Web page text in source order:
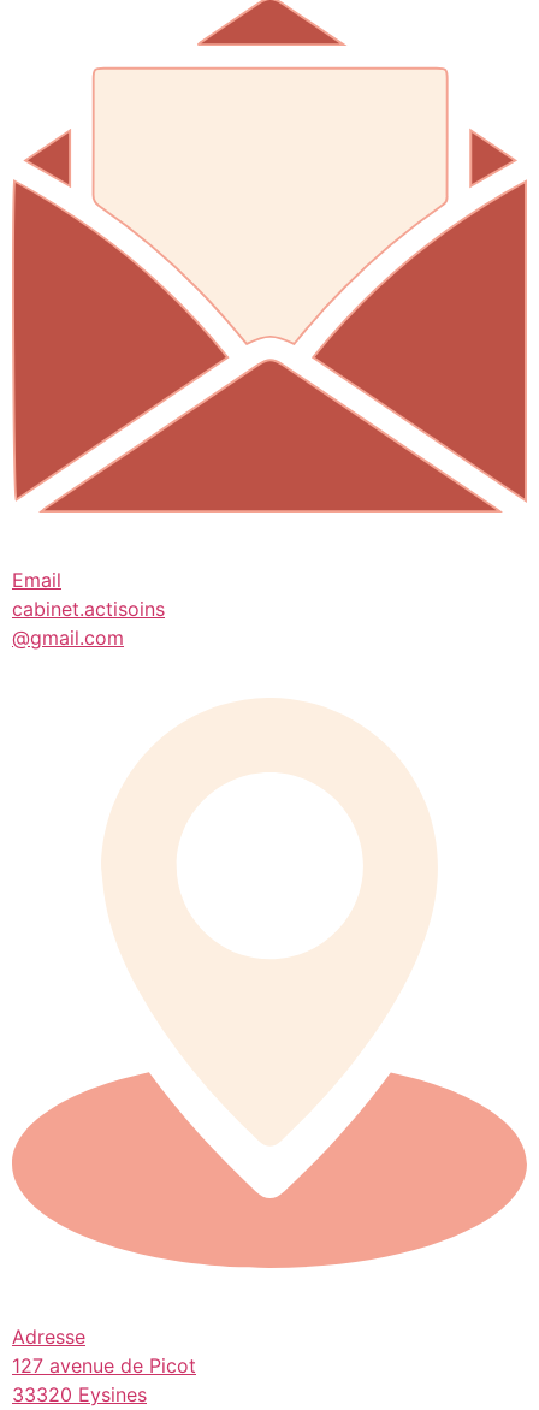
Email
cabinet.actisoins
@gmail.com
Adresse
127 avenue de Picot
33320 Eysines